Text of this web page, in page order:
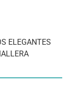
ELEGANTES